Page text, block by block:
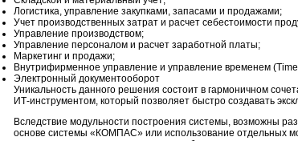
Логистика, управление закупками, запасами и продажами;
Учет производственных затрат и расчет себестоимости
Управление производством;
Управление персоналом и расчет заработной платы;
Маркетинг и продажи;
Внутрифирменное управление и управление временем
Электронный документооборот
Уникальность данного решения состоит в гармоничном
ИТ-инструментом, который позволяет быстро создавать
Вследствие модульности построения системы, возможны
основе системы «КОМПАС» или использование отдельных